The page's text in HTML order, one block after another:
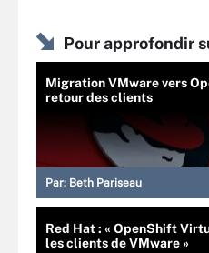
Pour approfondir
Migration VMware vers
retour des clients
Par: Beth Pariseau
Red Hat : « OpenShift
les clients de VMware »